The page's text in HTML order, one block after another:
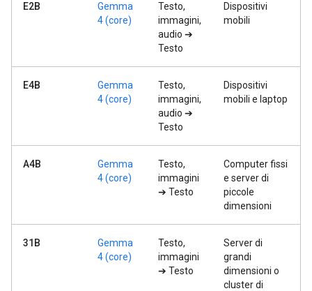
E2B
Gemma
4 (core)
Testo,
immagini,
audio ➔
Testo
Dispositivi
mobili
E4B
Gemma
4 (core)
Testo,
immagini,
audio ➔
Testo
Dispositivi
mobili e laptop
A4B
Gemma
4 (core)
Testo,
immagini
➔ Testo
Computer fissi
e server di
piccole
dimensioni
31B
Gemma
4 (core)
Testo,
immagini
➔ Testo
Server di
grandi
dimensioni o
cluster di